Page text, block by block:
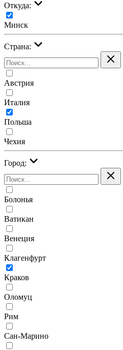
Откуда:
Минск
Страна:
Австрия
Италия
Польша
Чехия
Город:
Болонья
Ватикан
Венеция
Клагенфурт
Краков
Оломуц
Рим
Сан-Марино